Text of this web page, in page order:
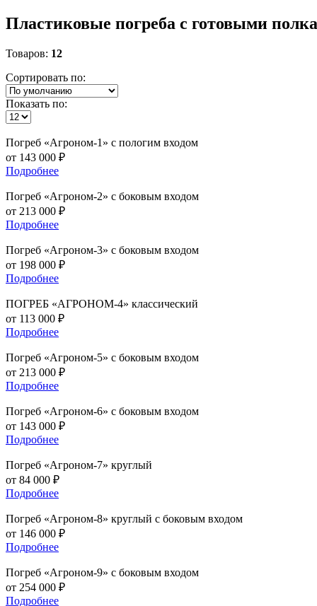
Пластиковые погреба с готовыми
Товаров: 12
Сортировать по:
Показать по:
Погреб «Агроном-1» с пологим входом
от 143 000 ₽
Подробнее
Погреб «Агроном-2» с боковым входом
от 213 000 ₽
Подробнее
Погреб «Агроном-3» с боковым входом
от 198 000 ₽
Подробнее
ПОГРЕБ «АГРОНОМ-4» классический
от 113 000 ₽
Подробнее
Погреб «Агроном-5» с боковым входом
от 213 000 ₽
Подробнее
Погреб «Агроном-6» с боковым входом
от 143 000 ₽
Подробнее
Погреб «Агроном-7» круглый
от 84 000 ₽
Подробнее
Погреб «Агроном-8» круглый с боковым входом
от 146 000 ₽
Подробнее
Погреб «Агроном-9» с боковым входом
от 254 000 ₽
Подробнее